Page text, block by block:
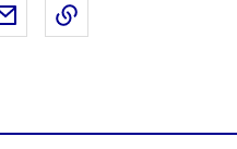
X sur LinkedIn
Partager par email